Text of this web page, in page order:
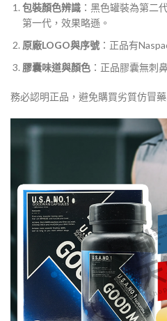
包裝顏色辨識 ：黑色罐裝為第二
第一代，效果略遜。
原廠LOGO與序號 ：正品有
膠囊味道與顏色 ：正品膠囊無刺
務必認明正品，避免購買劣質仿冒藥